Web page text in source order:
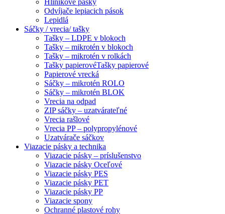
Odvíjače lepiacich pások
Lepidlá
Sáčky / vrecia/ tašky
Tašky – LDPE v blokoch
Tašky – mikrotén v blokoch
Tašky – mikrotén v rolkách
Tašky papierovéTašky papierové
Papierové vrecká
Sáčky – mikrotén ROLO
Sáčky – mikrotén BLOK
Vrecia na odpad
ZIP sáčky – uzatvárateľné
Vrecia rašlové
Vrecia PP – polypropylénové
Uzatvárače sáčkov
Viazacie pásky a technika
Viazacie pásky – príslušenstvo
Viazacie pásky Oceľové
Viazacie pásky PES
Viazacie pásky PET
Viazacie pásky PP
Viazacie spony
Ochranné plastové rohy